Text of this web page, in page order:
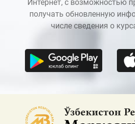
Интернет, с возможностью
получать обновленную
числе сведения о